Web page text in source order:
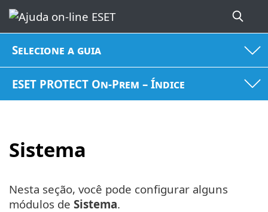
Selecione a guia
ESET PROTECT On-Prem – Índice
Sistema
Nesta seção, você pode configurar alguns
módulos de Sistema.